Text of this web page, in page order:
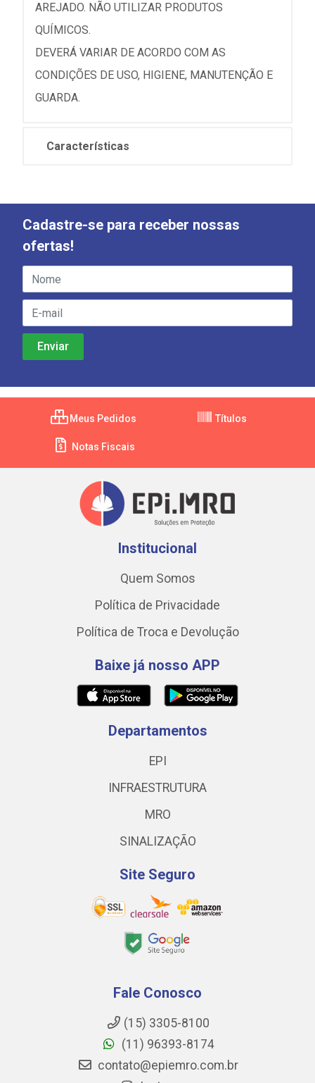
AREJADO. NÃO UTILIZAR PRODUTOS
QUÍMICOS.
DEVERÁ VARIAR DE ACORDO COM AS
CONDIÇÕES DE USO, HIGIENE, MANUTENÇÃO E
GUARDA.
Características
Cadastre-se para receber nossas
ofertas!
Meus Pedidos Títulos
Notas Fiscais
Institucional
Quem Somos
Política de Privacidade
Política de Troca e Devolução
Baixe já nosso APP
Departamentos
EPI
INFRAESTRUTURA
MRO
SINALIZAÇÃO
Site Seguro
Fale Conosco
(15) 3305-8100
(11) 96393-8174
contato@epiemro.com.br